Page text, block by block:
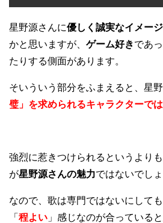
星野源さんに優しく誠実なイメージ
かと思いますが、 ゲーム好きであ
たりする側面があります。
そいういう部分をふまえると、星
璧」を求められるキャラクターで
強烈に惹きつけられるというよりも
が星野源さんの魅力ではないでしょ
なので、歌は専門ではないにして
「 程よい 」感じなのが合っていると